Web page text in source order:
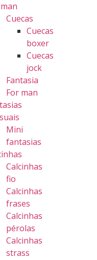
Cuecas
Cuecas
boxer
Cuecas
jock
Fantasia
For man
Mini
fantasias
Calcinhas
fio
Calcinhas
frases
Calcinhas
pérolas
Calcinhas
strass